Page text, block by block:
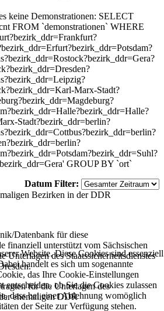
keine Demonstrationen: SELECT
FROM `demonstrationen` WHERE
Marx-Stadt?
Stadt?bezirk_ddr=berlin?
GROUP BY `ort`
Datum Filter:
Datenbank für diese
finanziell unterstützt vom Sächsischen
Unterlagen des Staatssicherheitsdienstes
Website. Diese Cookies sind essenziell
handelt es sich um sogenannte
das Ihre Cookie-Einstellungen
entscheiden, ob Sie die Cookies zulassen
dass bei einer Ablehnung womöglich
der Seite zur Verfügung stehen.